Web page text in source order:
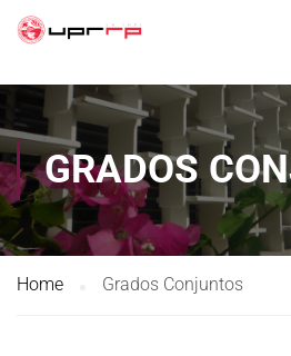
GRADOS
Home Grados Conjuntos